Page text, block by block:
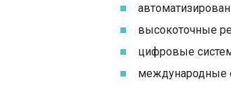
высокоточные
цифровые
международные